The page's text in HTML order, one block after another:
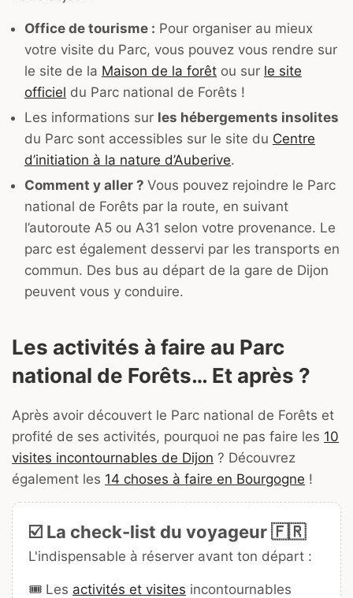
Office de tourisme : Pour organiser au mieux
votre visite du Parc, vous pouvez vous rendre sur
le site de la Maison de la forêt ou sur le site
officiel du Parc national de Forêts !
Les informations sur les hébergements insolites
du Parc sont accessibles sur le site du Centre
d’initiation à la nature d’Auberive.
Comment y aller ? Vous pouvez rejoindre le Parc
national de Forêts par la route, en suivant
l’autoroute A5 ou A31 selon votre provenance. Le
parc est également desservi par les transports en
commun. Des bus au départ de la gare de Dijon
peuvent vous y conduire.
Les activités à faire au Parc
national de Forêts… Et après ?
Après avoir découvert le Parc national de Forêts et
profité de ses activités, pourquoi ne pas faire les 10
visites incontournables de Dijon ? Découvrez
également les 14 choses à faire en Bourgogne !
☑️ La check-list du voyageur 🇫🇷
L'indispensable à réserver avant ton départ :
🎟️ Les activités et visites incontournables